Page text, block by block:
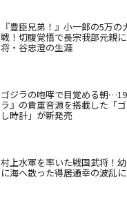
『豊臣兄弟！』小一郎の5万
戦！切腹覚悟で長宗我部元親
将・谷忠澄の生涯
ゴジラの咆哮で目覚める朝
ラ』の貴重音源を搭載した「
し時計」が新発売
村上水軍を率いた戦国武将！
に海へ散った得居通幸の波乱